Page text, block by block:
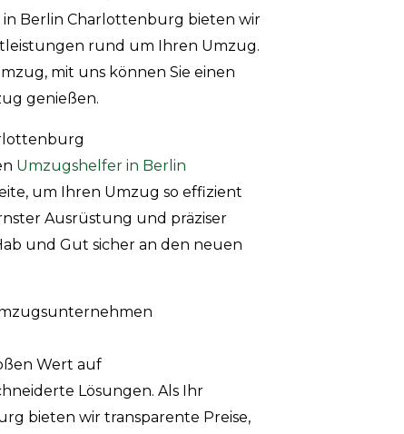
Berlin Charlottenburg bieten wir
rund um Ihren Umzug.
mit uns können Sie einen
genießen.
Umzugshelfer in Berlin
um Ihren Umzug so effizient
Ausrüstung und präziser
und Gut sicher an den neuen
Wert auf
Lösungen. Als Ihr
bieten wir transparente Preise,